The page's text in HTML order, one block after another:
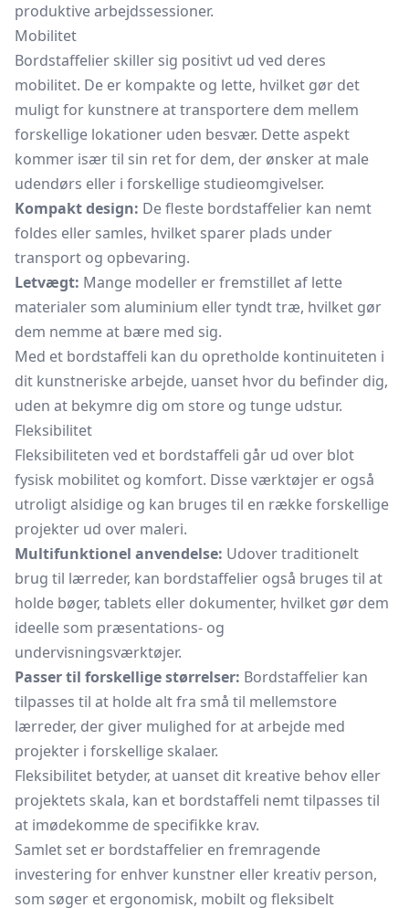
produktive arbejdssessioner.
Mobilitet
Bordstaffelier skiller sig positivt ud ved deres
mobilitet. De er kompakte og lette, hvilket gør det
muligt for kunstnere at transportere dem mellem
forskellige lokationer uden besvær. Dette aspekt
kommer især til sin ret for dem, der ønsker at male
udendørs eller i forskellige studieomgivelser.
Kompakt design: De fleste bordstaffelier kan nemt
foldes eller samles, hvilket sparer plads under
transport og opbevaring.
Letvægt: Mange modeller er fremstillet af lette
materialer som aluminium eller tyndt træ, hvilket gør
dem nemme at bære med sig.
Med et bordstaffeli kan du opretholde kontinuiteten i
dit kunstneriske arbejde, uanset hvor du befinder dig,
uden at bekymre dig om store og tunge udstur.
Fleksibilitet
Fleksibiliteten ved et bordstaffeli går ud over blot
fysisk mobilitet og komfort. Disse værktøjer er også
utroligt alsidige og kan bruges til en række forskellige
projekter ud over maleri.
Multifunktionel anvendelse: Udover traditionelt
brug til lærreder, kan bordstaffelier også bruges til at
holde bøger, tablets eller dokumenter, hvilket gør dem
ideelle som præsentations- og
undervisningsværktøjer.
Passer til forskellige størrelser: Bordstaffelier kan
tilpasses til at holde alt fra små til mellemstore
lærreder, der giver mulighed for at arbejde med
projekter i forskellige skalaer.
Fleksibilitet betyder, at uanset dit kreative behov eller
projektets skala, kan et bordstaffeli nemt tilpasses til
at imødekomme de specifikke krav.
Samlet set er bordstaffelier en fremragende
investering for enhver kunstner eller kreativ person,
som søger et ergonomisk, mobilt og fleksibelt